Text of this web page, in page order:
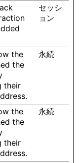
セッシ
ョン
the
the
their
永続
the
the
their
永続